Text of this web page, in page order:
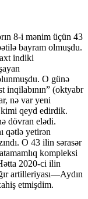
8-i mənim üçün 43
bayram olmuşdu.
indiki
O günə
inqilabının” (oktyabr
nə var yeni
qeyd edirdik.
dövran elədi.
qətlə yetirən
O 43 ilin sərasər
kompleksi
2020-ci ilin
artilleriyası—Aydın
xahiş etmişdim.